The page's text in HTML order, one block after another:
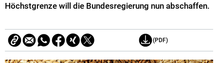
Höchstgrenze will die Bundesregierung nun abschaffen.
(PDF)